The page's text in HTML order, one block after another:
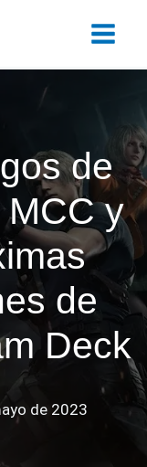
Main
de
y
de
Deck
de 2023